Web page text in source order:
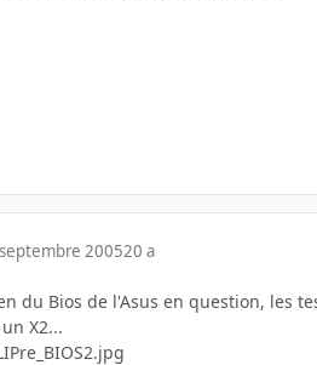
200520 a
du Bios de l'Asus en question, les
X2...